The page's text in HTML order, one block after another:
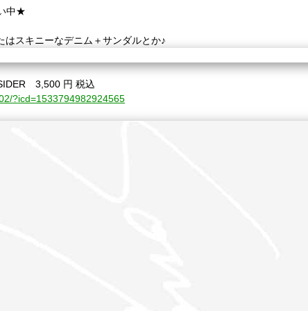
中★
スキニーなデニム＋サンダルとか♪
3,500 円 税込
?icd=1533794982924565